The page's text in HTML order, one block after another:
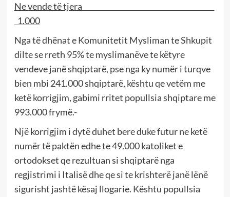
Ne vende të tjera
1.000
Nga të dhënat e Komunitetit Mysliman te Shkupit
dilte se rreth 95% te myslimanëve te këtyre
vendeve janë shqiptarë, pse nga ky numër i turqve
bien mbi 241.000 shqiptarë, kështu qe vetëm me
ketë korrigjim, gabimi rritet popullsia shqiptare me
993.000 frymë.-
Një korrigjim i dytë duhet bere duke futur ne ketë
numër të paktën edhe te 49.000 katoliket e
ortodokset qe rezultuan si shqiptarë nga
regjistrimi i Italisë dhe qe si te krishterë janë lënë
sigurisht jashtë kësaj llogarie. Kështu popullsia